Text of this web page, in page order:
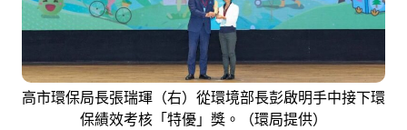
高市環保局長張瑞琿（右）從環境部長彭啟明手中接下環
保績效考核「特優」獎。（環局提供）